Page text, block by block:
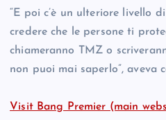
“E poi c’è un ulteriore livello
credere che le persone ti
chiameranno TMZ o
non puoi mai saperlo”, aveva
Visit Bang Premier (main